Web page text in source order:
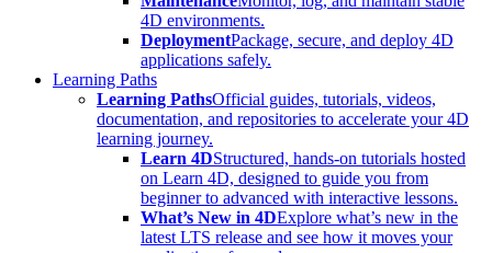
4D environments.
DeploymentPackage, secure, and deploy 4D
applications safely.
Learning Paths
Learning PathsOfficial guides, tutorials, videos,
documentation, and repositories to accelerate your 4D
learning journey.
Learn 4DStructured, hands-on tutorials hosted
on Learn 4D, designed to guide you from
beginner to advanced with interactive lessons.
What’s New in 4DExplore what’s new in the
latest LTS release and see how it moves your